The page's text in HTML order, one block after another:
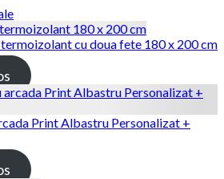
cu doua fete 180 x 200 cm
lei
Print Albastru Personalizat +